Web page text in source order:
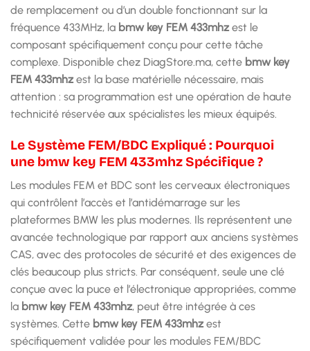
de remplacement ou d’un double fonctionnant sur la
fréquence 433MHz, la bmw key FEM 433mhz est le
composant spécifiquement conçu pour cette tâche
complexe. Disponible chez DiagStore.ma, cette bmw key
FEM 433mhz est la base matérielle nécessaire, mais
attention : sa programmation est une opération de haute
technicité réservée aux spécialistes les mieux équipés.
Le Système FEM/BDC Expliqué : Pourquoi
une bmw key FEM 433mhz Spécifique ?
Les modules FEM et BDC sont les cerveaux électroniques
qui contrôlent l’accès et l’antidémarrage sur les
plateformes BMW les plus modernes. Ils représentent une
avancée technologique par rapport aux anciens systèmes
CAS, avec des protocoles de sécurité et des exigences de
clés beaucoup plus stricts. Par conséquent, seule une clé
conçue avec la puce et l’électronique appropriées, comme
la bmw key FEM 433mhz, peut être intégrée à ces
systèmes. Cette bmw key FEM 433mhz est
spécifiquement validée pour les modules FEM/BDC